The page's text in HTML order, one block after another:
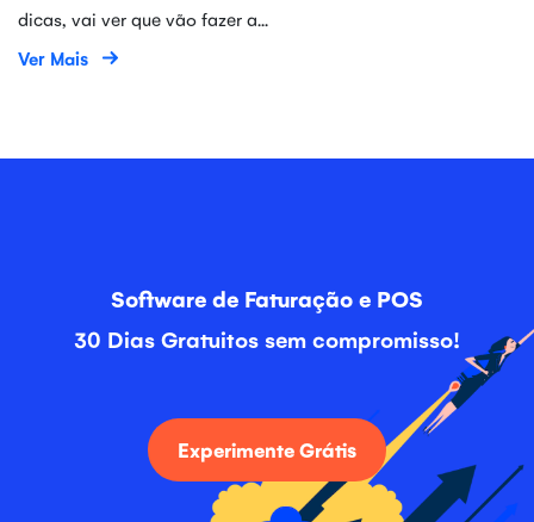
dicas, vai ver que vão fazer a...
Ver Mais
Software de Faturação e POS
30 Dias Gratuitos sem compromisso!
Experimente Grátis